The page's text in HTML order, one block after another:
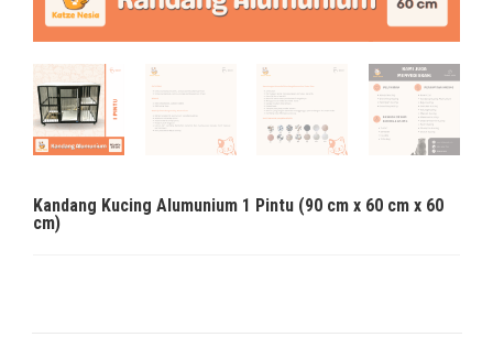
Kandang Kucing Alumunium 1 Pintu (90 cm x 60 cm x 60
cm)